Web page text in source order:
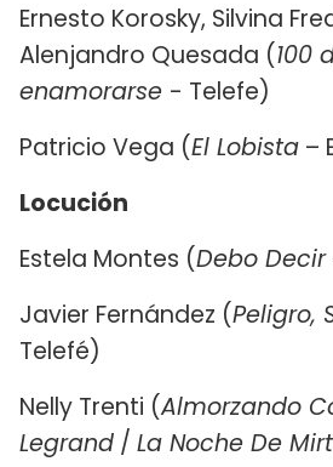
Ernesto Korosky, Silvina
Alenjandro Quesada (100
enamorarse - Telefe)
Patricio Vega (El Lobista –
Locución
Estela Montes (Debo Decir
Javier Fernández (Peligro,
Telefé)
Nelly Trenti (Almorzando
Legrand / La Noche De